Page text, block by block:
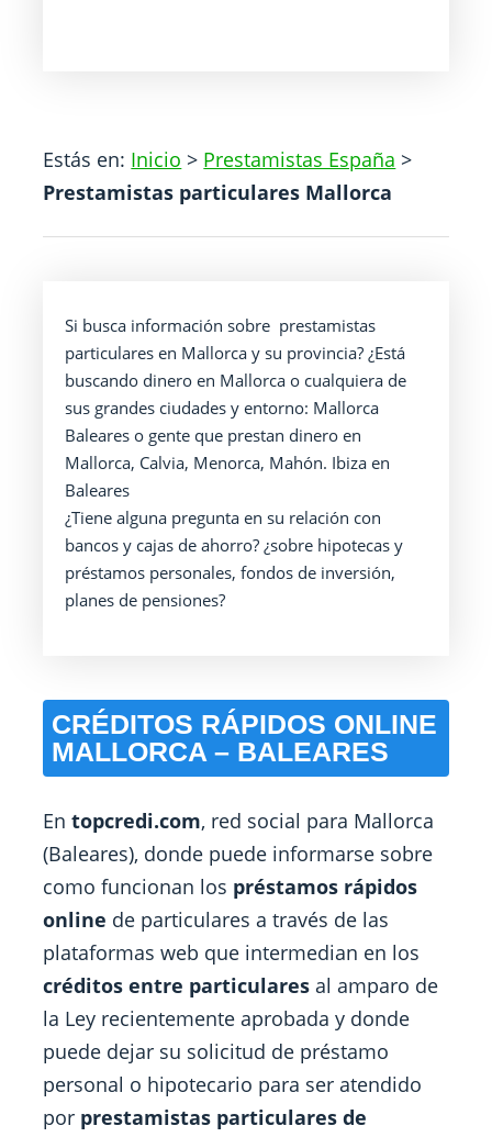
Estás en: Inicio > Prestamistas España >
Prestamistas particulares Mallorca
Si busca información sobre prestamistas
particulares en Mallorca y su provincia? ¿Está
buscando dinero en Mallorca o cualquiera de
sus grandes ciudades y entorno: Mallorca
Baleares o gente que prestan dinero en
Mallorca, Calvia, Menorca, Mahón. Ibiza en
Baleares
¿Tiene alguna pregunta en su relación con
bancos y cajas de ahorro? ¿sobre hipotecas y
préstamos personales, fondos de inversión,
planes de pensiones?
CRÉDITOS RÁPIDOS ONLINE
MALLORCA – BALEARES
Entopcredi.com, red social para Mallorca
(Baleares), donde puede informarse sobre
como funcionan los préstamos rápidos
online de particulares a través de las
plataformas web que intermedian en los
créditos entre particulares al amparo de
la Ley recientemente aprobada y donde
puede dejar su solicitud de préstamo
personal o hipotecario para ser atendido
por prestamistas particulares de